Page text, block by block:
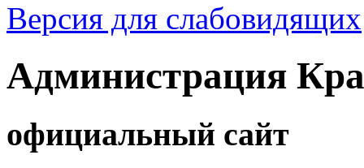
Версия для слабовидящих
Администрация
официальный сайт